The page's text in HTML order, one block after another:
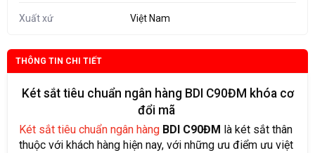
THÔNG TIN CHI TIẾT
Két sắt tiêu chuẩn ngân hàng BDI C90ĐM khóa cơ
đổi mã
Két sắt tiêu chuẩn ngân hàng BDI C90ĐM là két sắt thân
thuộc với khách hàng hiện nay, với những ưu điểm ưu việt
Xuất xứ Việt Nam